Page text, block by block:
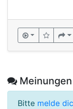
Meinungen
Bitte melde